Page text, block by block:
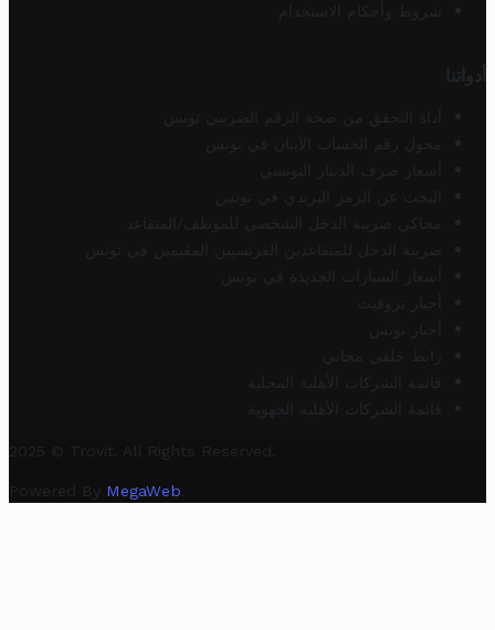
شروط وأحكام الاستخدام
أدواتنا
أداة التحقق من صحة الرقم الضريبي تونس
محول رقم الحساب الآيبان في تونس
أسعار صرف الدينار التونسي
البحث عن الرمز البريدي في تونس
محاكي ضريبة الدخل الشخصي للموظف/المتقاعد
ضريبة الدخل للمتقاعدين الفرنسيين المقيمين في تونس
أسعار السيارات الجديدة في تونس
أخبار تروفيت
أخبار تونس
رابط خلفي مجاني
قائمة الشركات الأهلية المحلية
قائمة الشركات الأهلية الجهوية
2025 © Trovit. All Rights Reserved.
Powered By MegaWeb